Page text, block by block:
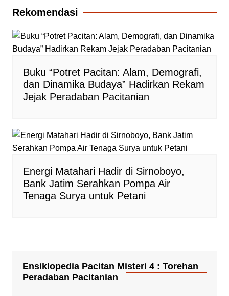
Rekomendasi
Buku “Potret Pacitan: Alam, Demografi,
dan Dinamika Budaya” Hadirkan Rekam
Jejak Peradaban Pacitanian
Energi Matahari Hadir di Sirnoboyo,
Bank Jatim Serahkan Pompa Air
Tenaga Surya untuk Petani
Ensiklopedia Pacitan Misteri 4 : Torehan
Peradaban Pacitanian